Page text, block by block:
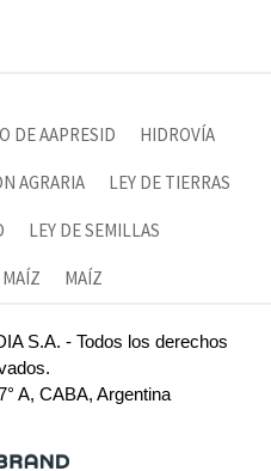
DE AAPRESID HIDROVÍA
AGRARIA LEY DE TIERRAS
LEY DE SEMILLAS
MAÍZ
S.A. - Todos los derechos
A, CABA, Argentina